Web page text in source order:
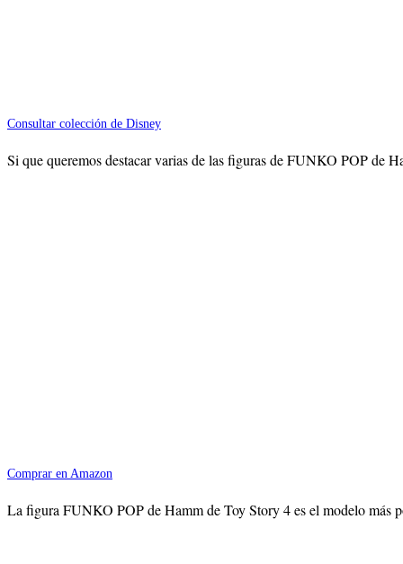
Consultar colección de Disney
Si que queremos destacar varias de las figuras de FUNKO POP de
Comprar en Amazon
La figura FUNKO POP de Hamm de Toy Story 4 es el modelo más